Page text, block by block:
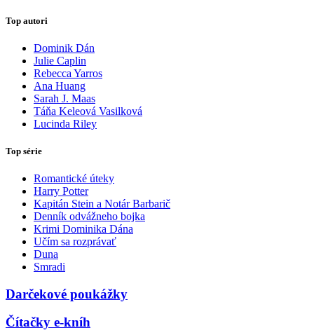
Top autori
Dominik Dán
Julie Caplin
Rebecca Yarros
Ana Huang
Sarah J. Maas
Táňa Keleová Vasilková
Lucinda Riley
Top série
Romantické úteky
Harry Potter
Kapitán Stein a Notár Barbarič
Denník odvážneho bojka
Krimi Dominika Dána
Učím sa rozprávať
Duna
Smradi
Darčekové poukážky
Čítačky e-kníh